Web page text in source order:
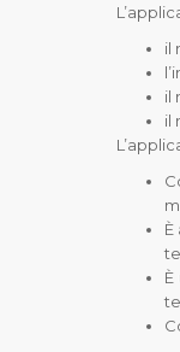
il
il
il